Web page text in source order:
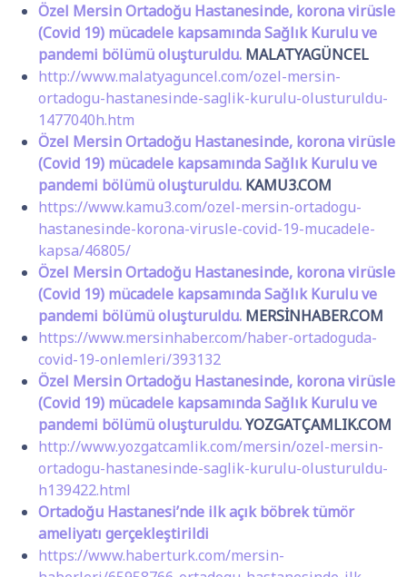
Özel Mersin Ortadoğu Hastanesinde, korona virüsle
(Covid 19) mücadele kapsamında Sağlık Kurulu ve
pandemi bölümü oluşturuldu. MALATYAGÜNCEL
http://www.malatyaguncel.com/ozel-mersin-
ortadogu-hastanesinde-saglik-kurulu-olusturuldu-
1477040h.htm
Özel Mersin Ortadoğu Hastanesinde, korona virüsle
(Covid 19) mücadele kapsamında Sağlık Kurulu ve
pandemi bölümü oluşturuldu. KAMU3.COM
https://www.kamu3.com/ozel-mersin-ortadogu-
hastanesinde-korona-virusle-covid-19-mucadele-
kapsa/46805/
Özel Mersin Ortadoğu Hastanesinde, korona virüsle
(Covid 19) mücadele kapsamında Sağlık Kurulu ve
pandemi bölümü oluşturuldu. MERSİNHABER.COM
https://www.mersinhaber.com/haber-ortadoguda-
covid-19-onlemleri/393132
Özel Mersin Ortadoğu Hastanesinde, korona virüsle
(Covid 19) mücadele kapsamında Sağlık Kurulu ve
pandemi bölümü oluşturuldu.YOZGATÇAMLIK.COM
http://www.yozgatcamlik.com/mersin/ozel-mersin-
ortadogu-hastanesinde-saglik-kurulu-olusturuldu-
h139422.html
Ortadoğu Hastanesi’nde ilk açık böbrek tümör
ameliyatı gerçekleştirildi
https://www.haberturk.com/mersin-